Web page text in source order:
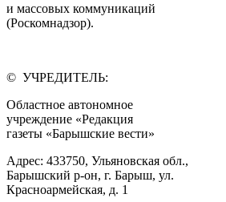
и массовых коммуникаций
(Роскомнадзор).
© УЧРЕДИТЕЛЬ:
Областное автономное
учреждение «Редакция
газеты «Барышские вести»
Адрес: 433750, Ульяновская обл.,
Барышский р-он, г. Барыш, ул.
Красноармейская, д. 1